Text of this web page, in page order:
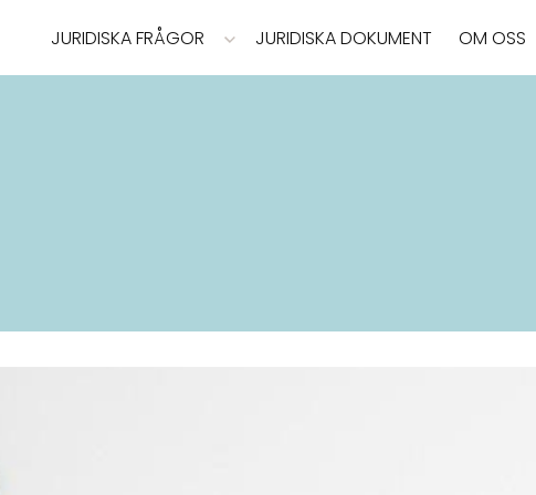
JURIDISKA FRÅGOR JURIDISKA DOKUMENT OM OSS